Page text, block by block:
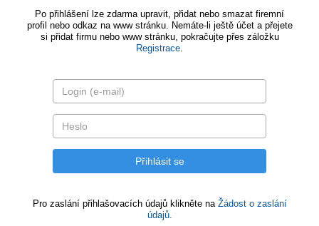
Po přihlášení lze zdarma upravit, přidat nebo smazat firemní
profil nebo odkaz na www stránku. Nemáte-li ještě účet a přejete
si přidat firmu nebo www stránku, pokračujte přes záložku
Registrace.
Pro zaslání přihlašovacích údajů klikněte na Žádost o zaslání
údajů.